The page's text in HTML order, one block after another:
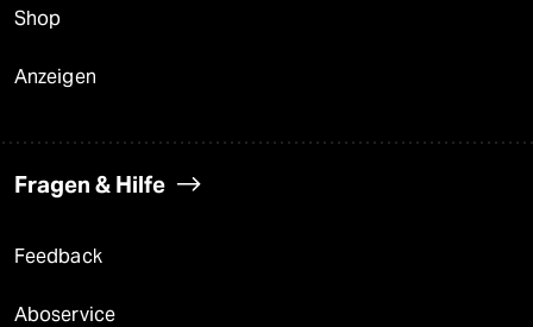
Shop
Anzeigen
Fragen & Hilfe
Feedback
Aboservice